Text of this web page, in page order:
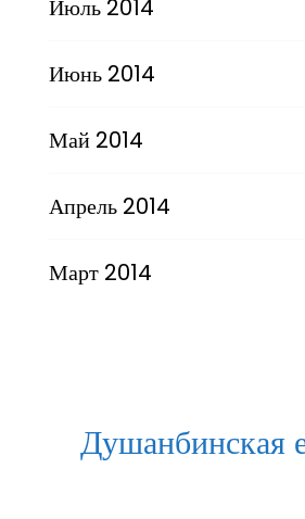
Июль 2014
Июнь 2014
Май 2014
Апрель 2014
Март 2014
Душанбинская